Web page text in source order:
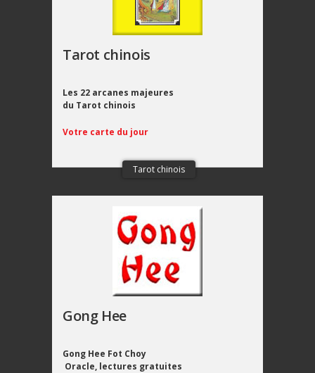
Tarot chinois
Les 22 arcanes majeures
du Tarot chinois
Votre carte du jour
Tarot chinois
Gong Hee
Gong Hee Fot Choy
Oracle, lectures gratuites